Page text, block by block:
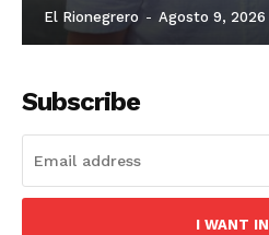
El Rionegrero - Agosto 9, 2026
Subscribe
I WANT IN